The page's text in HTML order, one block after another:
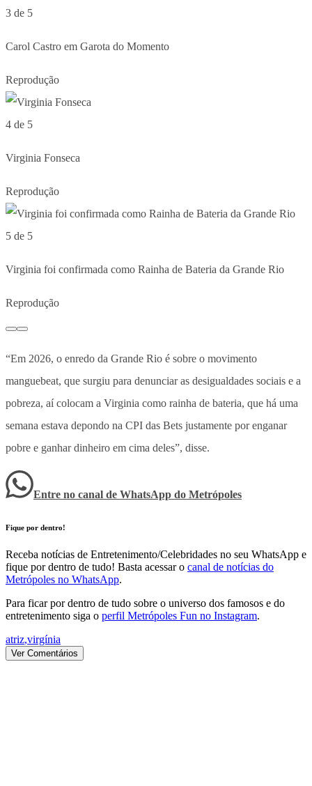
3 de 5
Carol Castro em Garota do Momento
Reprodução
4 de 5
Virginia Fonseca
Reprodução
5 de 5
Virginia foi confirmada como Rainha de Bateria da Grande Rio
Reprodução
“Em 2026, o enredo da Grande Rio é sobre o movimento
manguebeat, que surgiu para denunciar as desigualdades sociais e a
pobreza, aí colocam a Virginia como rainha de bateria, que há uma
semana estava depondo na CPI das Bets justamente por enganar
pobre e ganhar dinheiro em cima deles”, disse.
Entre no canal de WhatsApp do Metrópoles
Fique por dentro!
Receba notícias de Entretenimento/Celebridades no seu WhatsApp e
fique por dentro de tudo! Basta acessar o canal de notícias do
Metrópoles no WhatsApp.
Para ficar por dentro de tudo sobre o universo dos famosos e do
entretenimento siga o perfil Metrópoles Fun no Instagram.
atriz,virgínia
Ver Comentários